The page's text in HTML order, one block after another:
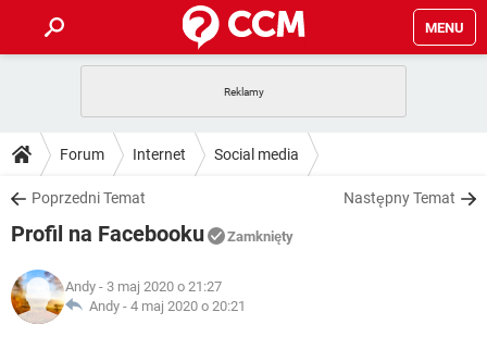
MENU
GRY WHATSAPP
SPOTIFY
INSTAGRAM FACEBOOK
WINDOWS 10
PORADY
PlayStation
INSTAGRAM
WINDOWS 10
DO POBRANIA
ANDROID TIKTOK
GRY
IOS
COVID-19
GRY
ARTYKUŁY
Forum Internet Social media
Poprzedni Temat Następny Temat
Profil na Facebooku Zamknięty
Andy - 3 maj 2020 o 21:27
Andy - 4 maj 2020 o 20:21